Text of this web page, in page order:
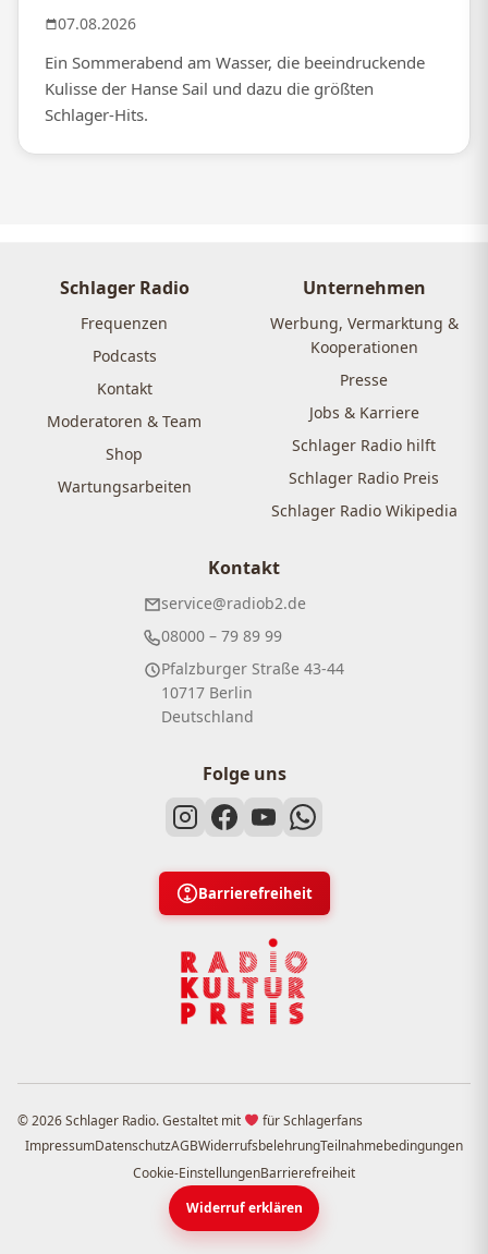
07.08.2026
Ein Sommerabend am Wasser, die beeindruckende
Kulisse der Hanse Sail und dazu die größten
Schlager-Hits.
Schlager Radio
Frequenzen
Podcasts
Kontakt
Moderatoren & Team
Shop
Wartungsarbeiten
Unternehmen
Werbung, Vermarktung &
Kooperationen
Presse
Jobs & Karriere
Schlager Radio hilft
Schlager Radio Preis
Schlager Radio Wikipedia
Kontakt
service@radiob2.de
08000 – 79 89 99
Pfalzburger Straße 43-44
10717 Berlin
Deutschland
Folge uns
Barrierefreiheit
© 2026 Schlager Radio. Gestaltet mit
für Schlagerfans
ImpressumDatenschutzAGBWiderrufsbelehrungTeilnahmebedingungen
Cookie-EinstellungenBarrierefreiheit
Widerruf erklären